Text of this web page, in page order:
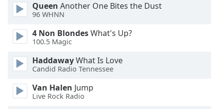
Background
Color
Opacity
Caption
Area
Queen Another One Bites the Dust
96 WHNN
4 Non BlondesWhat's Up?
100.5 Magic
HaddawayWhat Is Love
Candid Radio Tennessee
Van Halen Jump
Live Rock Radio